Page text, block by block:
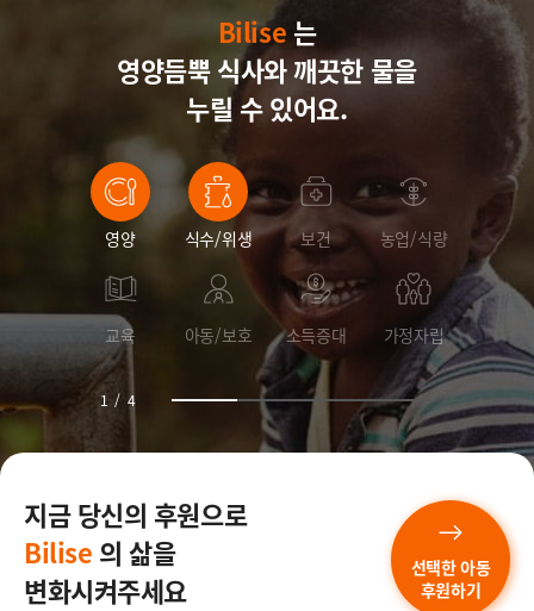
Bilise 는
영양듬뿍 식사와깨끗한 물을
누릴 수 있어요.
Bilise
Bilise
Bilise
영양 식수/위생 보건 농업/식량
교육 아동/보호 소득증대 가정자립
1 / 4
지금 당신의 후원으로
Bilise 의 삶을
변화시켜주세요
선택한 아동
후원하기